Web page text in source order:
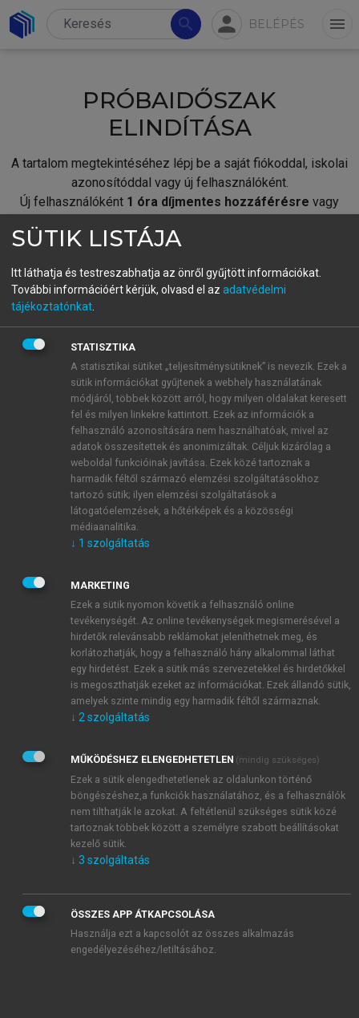
search person BELÉPÉS menu
PRÓBAIDŐSZAK
ELINDÍTÁSA
A tartalom megtekintéséhez lépj be a saját fiókoddal, iskolai
azonosítóddal vagy új felhasználóként.
Új felhasználóként 1 óra díjmentes hozzáférésre vagy
fiókoddal,vagy hozz létre új fiókot.
A regisztráció után apróbaidőszakautomatikusan
BELÉPÉS SAJÁT FIÓKKAL
ÚJ FIÓK LÉTREHOZÁSA
1 óra díjmentes hozzáférés
E-MAIL-CÍM
JELSZÓ
JELSZÓ ÚJRA
Kérek értesítést a MeRSZ újdonságairól, akcióiról.
Kérek értesítést az Akadémiai Kiadó Zrt. újdonságairól,
Adatkezelési tájékoztatóbanfoglaltakat tudomásul
veszem és elfogadom.
Általános vásárlási feltételeket, valamint a szotar.netés a
mersz.huoldalak licencszerződéseiben foglaltakat
tudomásul veszem és elfogadom.
KIPRÓBÁLOM
SÜTIK LISTÁJA
Itt láthatja és testreszabhatja az önről gyűjtött információkat.
További információért kérjük, olvasd el az adatvédelmi
tájékoztatónkat
STATISZTIKA
A statisztikai sütiket „teljesítménysütiknek” is nevezik. Ezek a
sütik információkat gyűjtenek a webhely használatának
módjáról, többek között arról, hogy milyen oldalakat keresett
fel és milyen linkekre kattintott. Ezek az információk a
felhasználó azonosítására nem használhatóak, mivel az
adatok összesítettek és anonimizáltak. Céljuk kizárólag a
weboldal funkcióinak javítása. Ezek közé tartoznak a
harmadik féltől származó elemzési szolgáltatásokhoz
tartozó sütik; ilyen elemzési szolgáltatások a
látogatóelemzések, a hőtérképek és a közösségi
médiaanalitika.
↓ 1 szolgáltatás
MARKETING
Ezek a sütik nyomon követik a felhasználó online
tevékenységét. Az online tevékenységek megismerésével a
hirdetők relevánsabb reklámokat jeleníthetnek meg, és
korlátozhatják, hogy a felhasználó hány alkalommal láthat
egy hirdetést. Ezek a sütik más szervezetekkel és hirdetőkkel
is megoszthatják ezeket az információkat. Ezek állandó sütik,
amelyek szinte mindig egy harmadik féltől származnak.
↓ 2 szolgáltatás
MŰKÖDÉSHEZ ELENGEDHETETLEN (mindig szükséges)
Ezek a sütik elengedhetetlenek az oldalunkon történő
böngészéshez,a funkciók használatához, és a felhasználók
nem tilthatják le azokat. A feltétlenül szükséges sütik közé
tartoznak többek között a személyre szabott beállításokat
kezelő sütik.
↓ 3 szolgáltatás
ÖSSZES APP ÁTKAPCSOLÁSA
Használja ezt a kapcsolót az összes alkalmazás
engedélyezéséhez/letiltásához.